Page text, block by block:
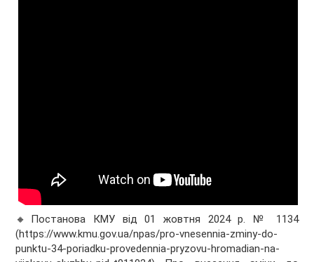
🔸Постанова КМУ від 01 жовтня 2024 р. № 1134
(https://www.kmu.gov.ua/npas/pro-vnesennia-zminy-do-
punktu-34-poriadku-provedennia-pryzovu-hromadian-na-